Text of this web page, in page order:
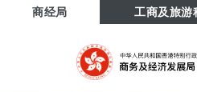
tab to navigate
商经局 工商及旅游